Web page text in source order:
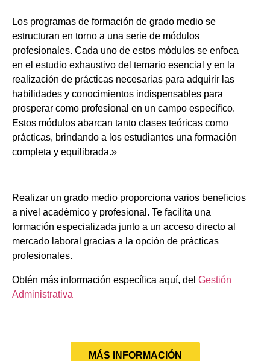
Los programas de formación de grado medio se
estructuran en torno a una serie de módulos
profesionales. Cada uno de estos módulos se enfoca
en el estudio exhaustivo del temario esencial y en la
realización de prácticas necesarias para adquirir las
habilidades y conocimientos indispensables para
prosperar como profesional en un campo específico.
Estos módulos abarcan tanto clases teóricas como
prácticas, brindando a los estudiantes una formación
completa y equilibrada.»
Realizar un grado medio proporciona varios beneficios
a nivel académico y profesional. Te facilita una
formación especializada junto a un acceso directo al
mercado laboral gracias a la opción de prácticas
profesionales.
Obtén más información específica aquí, del Gestión
Administrativa
MÁS INFORMACIÓN